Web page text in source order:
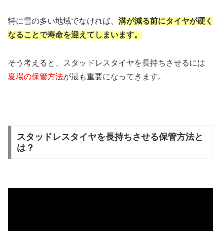
特に雪の多い地域でなければ、 溝が減る前にタイヤが硬く
なることで寿命を迎えてしまいます。
そう考えると、スタッドレスタイヤを長持ちさせるには
夏場の保管方法が最も重要になってきます。
スタッドレスタイヤを長持ちさせる保管方法と
は？